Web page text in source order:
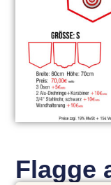
Flagge